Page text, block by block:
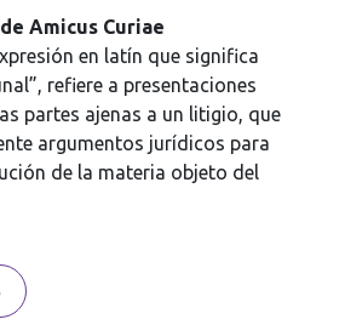
Amicus Curiae
en latín que significa
refiere a presentaciones
partes ajenas a un litigio, que
argumentos jurídicos para
de la materia objeto del